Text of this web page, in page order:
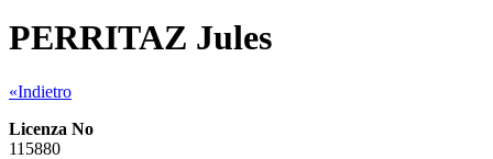
PERRITAZ Jules
«Indietro
Licenza No
115880